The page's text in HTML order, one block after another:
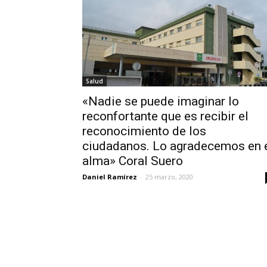
Salud
«Nadie se puede imaginar lo
reconfortante que es recibir el
reconocimiento de los
ciudadanos. Lo agradecemos en
alma» Coral Suero
Daniel Ramírez - 25 marzo, 2020